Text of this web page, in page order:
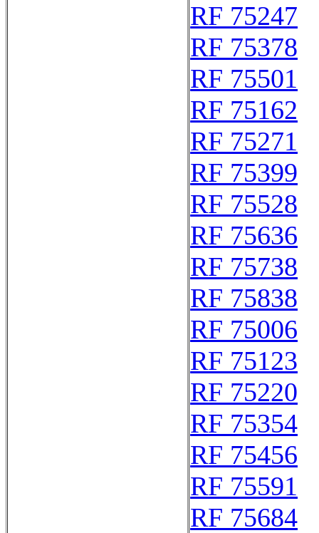
RF 75247
RF 75378
RF 75501
RF 75162
RF 75271
RF 75399
RF 75528
RF 75636
RF 75738
RF 75838
RF 75006
RF 75123
RF 75220
RF 75354
RF 75456
RF 75591
RF 75684